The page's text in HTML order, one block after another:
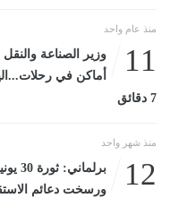
منذ عام واحد
11
وزير الصناعة
7 دقائق
منذ شهر واحد
12